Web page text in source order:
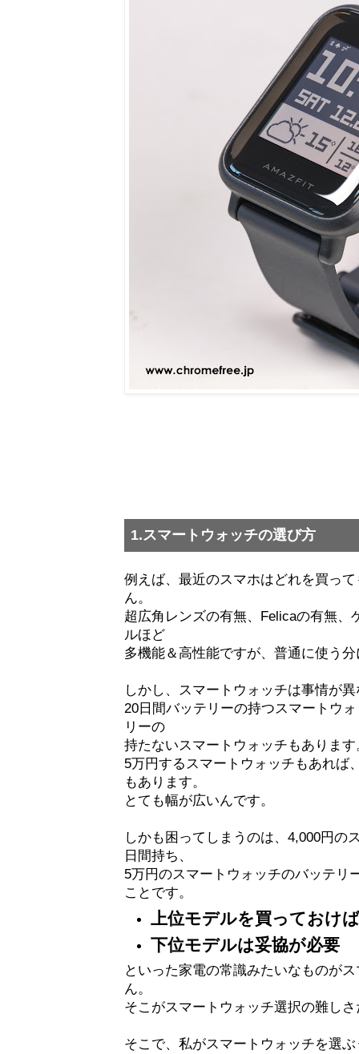
1.スマートウォッチの選び方
例えば、最近のスマホはどれを買っ
ん。
超広角レンズの有無、Felicaの有無
ルほど
多機能＆高性能ですが、普通に使う
しかし、スマートウォッチは事情が
20日間バッテリーの持つスマートウ
リーの
持たないスマートウォッチもあります
5万円するスマートウォッチもあれば
もあります。
とても幅が広いんです。
しかも困ってしまうのは、4,000円の
日間持ち、
5万円のスマートウォッチのバッテリ
ことです。
上位モデルを買っておけ
下位モデルは妥協が必要
といった家電の常識みたいなものが
ん。
そこがスマートウォッチ選択の難し
そこで、私がスマートウォッチを選